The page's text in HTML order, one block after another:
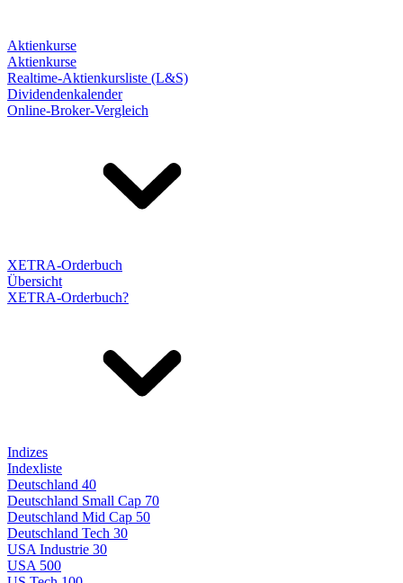
Aktienkurse
Aktienkurse
Realtime-Aktienkursliste (L&S)
Dividendenkalender
Online-Broker-Vergleich
XETRA-Orderbuch
Übersicht
XETRA-Orderbuch?
Indizes
Indexliste
Deutschland 40
Deutschland Small Cap 70
Deutschland Mid Cap 50
Deutschland Tech 30
USA Industrie 30
USA 500